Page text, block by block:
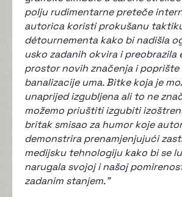
polju rudimentarne preteče
autorica koristi prokušanu
détournementa kako bi nadišla
usko zadanih okvira i preobrazila
prostor novih značenja i
banalizacije uma. Bitke koja je
unaprijed izgubljena ali to ne
možemo priuštiti izgubiti
britak smisao za humor koje
demonstrira prenamjenjujući
medijsku tehnologiju kako bi se
narugala svojoj i našoj
zadanim stanjem.”